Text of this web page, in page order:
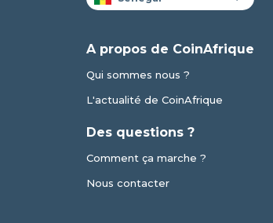
A propos de CoinAfrique
Qui sommes nous ?
L'actualité de CoinAfrique
Des questions ?
Comment ça marche ?
Nous contacter